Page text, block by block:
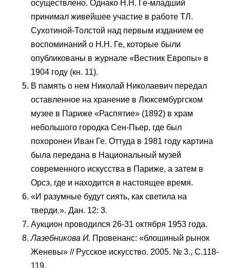
осуществлено. Однако Н.Н. Ге-младший
принимал живейшее участие в работе ТЛ.
Сухотиной-Толстой над первым изданием ее
воспоминаний о Н.Н. Ге, которые были
опубликованы в журнале «Вестник Европы» в
1904 году (кн. 11).
В память о нем Николай Николаевич передал
оставленное на хранение в Люксембургском
музее в Париже «Распятие» (1892) в храм
небольшого городка Сен-Пьер, где был
похоронен Иван Ге. Оттуда в 1981 году картина
была передана в Национальный музей
современного искусства в Париже, а затем в
Орсэ, где и находится в настоящее время.
«И разумные будут сиять, как светила на
тверди.». Дан. 12: 3.
Аукцион проводился 26-31 октября 1953 года.
Лазебникова И. Провенанс: «блошиный рынок
Женевы» // Русское искусство. 2005. № 3., С.118-
119.